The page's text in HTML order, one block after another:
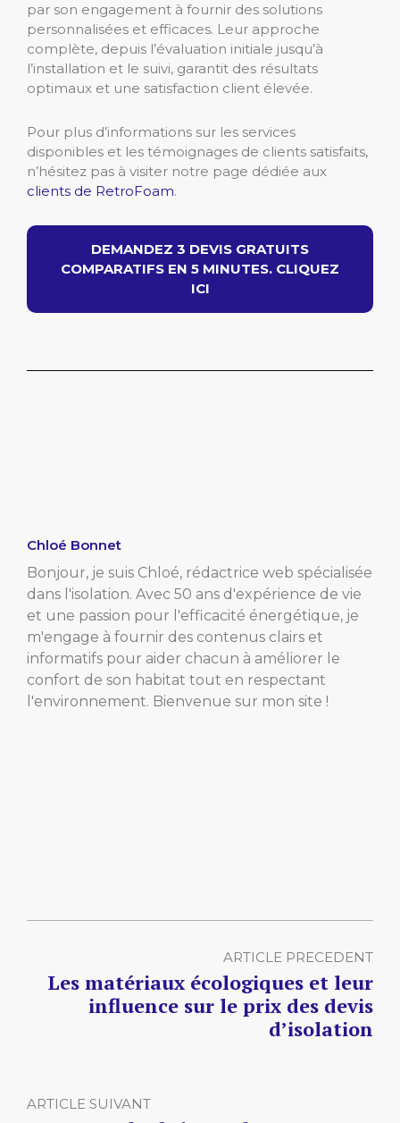
par son engagement à fournir des solutions
personnalisées et efficaces. Leur approche
complète, depuis l’évaluation initiale jusqu’à
l’installation et le suivi, garantit des résultats
optimaux et une satisfaction client élevée.
Pour plus d’informations sur les services
disponibles et les témoignages de clients satisfaits,
n’hésitez pas à visiter notre page dédiée aux
clients de RetroFoam.
DEMANDEZ 3 DEVIS GRATUITS
COMPARATIFS EN 5 MINUTES. CLIQUEZ
ICI
Chloé Bonnet
Bonjour, je suis Chloé, rédactrice web spécialisée
dans l'isolation. Avec 50 ans d'expérience de vie
et une passion pour l'efficacité énergétique, je
m'engage à fournir des contenus clairs et
informatifs pour aider chacun à améliorer le
confort de son habitat tout en respectant
l'environnement. Bienvenue sur mon site !
ARTICLE PRECEDENT
Les matériaux écologiques et leur
influence sur le prix des devis
d’isolation
ARTICLE SUIVANT